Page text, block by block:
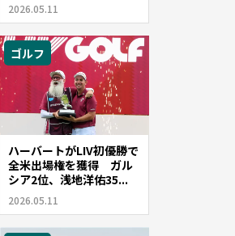
2026.05.11
ゴルフ
ハーバートがLIV初優勝で
全米出場権を獲得 ガル
シア2位、浅地洋佑35...
2026.05.11